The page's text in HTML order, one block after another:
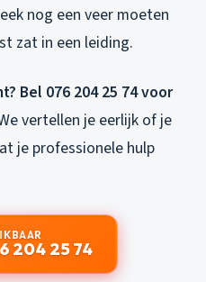
nog een veer moeten
zat in een leiding.
Bel 076 204 25 74 voor
vertellen je eerlijk of je
je professionele hulp
204 25 74